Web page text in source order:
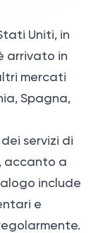
Uniti, in
arrivato in
mercati
Spagna,
servizi di
accanto a
include
e